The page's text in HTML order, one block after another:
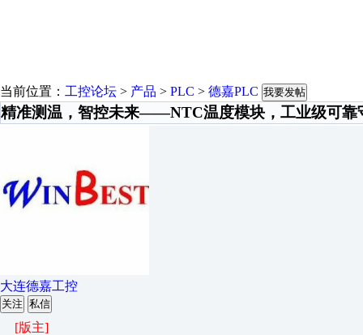
当前位置： 工控论坛 > 产品 > PLC > 德嘉PLC 我要发帖
精准测温，智控未来——NTC温度模块，工业级可靠
大连德嘉工控
关注 私信
[版主]